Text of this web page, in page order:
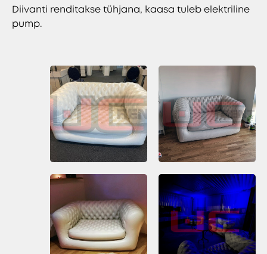
Diivanti renditakse tühjana, kaasa tuleb elektriline
pump.